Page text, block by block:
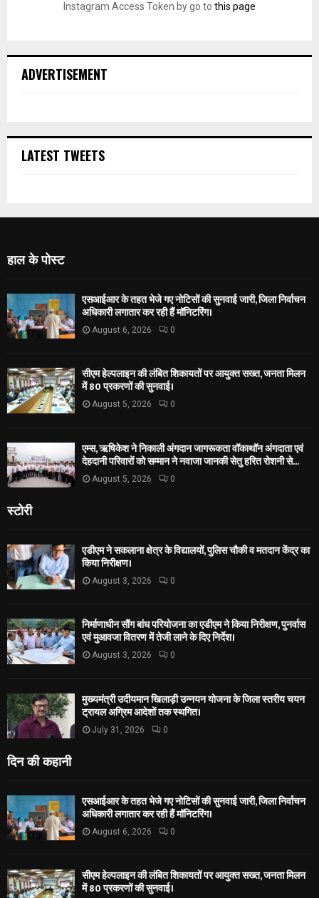
Instagram Access Token by go to this page
ADVERTISEMENT
LATEST TWEETS
हाल के पोस्ट
एसआईआर के तहत भेजे गए नोटिसों की सुनवाई जारी, जिला निर्वाचन
अधिकारी लगातार कर रही हैं मॉनिटरिंग।
August 6, 2026 0
सीएम हेल्पलाइन की लंबित शिकायतों पर आयुक्त सख्त, जनता मिलन
में 80 प्रकरणों की सुनवाई।
August 5, 2026 0
एम्स, ऋषिकेश ने निकाली अंगदान जागरूकता वॉकाथॉन अंगदाता एवं
देहदानी परिवारों को सम्मान ने नवाजा जानकी सेतु हरित रोशनी से...
August 5, 2026 0
स्टोरी
एडीएम ने सकलाना क्षेत्र के विद्यालयों, पुलिस चौकी व मतदान केंद्र का
किया निरीक्षण।
August 3, 2026 0
निर्माणाधीन सौंग बांध परियोजना का एडीएम ने किया निरीक्षण, पुनर्वास
एवं मुआवजा वितरण में तेजी लाने के दिए निर्देश।
August 3, 2026 0
मुख्यमंत्री उदीयमान खिलाड़ी उन्नयन योजना के जिला स्तरीय चयन
ट्रायल अग्रिम आदेशों तक स्थगित।
July 31, 2026 0
दिन की कहानी
एसआईआर के तहत भेजे गए नोटिसों की सुनवाई जारी, जिला निर्वाचन
अधिकारी लगातार कर रही हैं मॉनिटरिंग।
August 6, 2026 0
सीएम हेल्पलाइन की लंबित शिकायतों पर आयुक्त सख्त, जनता मिलन
में 80 प्रकरणों की सुनवाई।